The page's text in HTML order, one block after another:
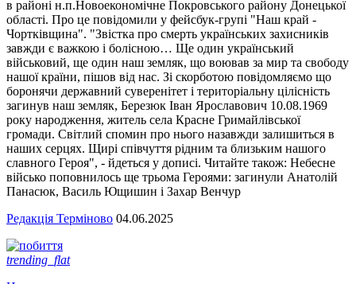
в районі н.п.Новоекономічне Покровського району Донецької
області. Про це повідомили у фейсбук-групі "Наш край -
Чортківщина". "Звістка про смерть українських захисників
завжди є важкою і болісною… Ще один український
військовий, ще один наш земляк, що воював за мир та свободу
нашої країни, пішов від нас. Зі скорботою повідомляємо що
боронячи державний суверенітет і територіальну цілісність
загинув наш земляк, Березюк Іван Ярославович 10.08.1969
року народження, житель села Красне Гримайлівської
громади. Світлий спомин про нього назавжди залишиться в
наших серцях. Щирі співчуття рідним та близьким нашого
славного Героя", - йдеться у дописі. Читайте також: Небесне
військо поповнилось ще трьома Героями: загинули Анатолій
Панасюк, Василь Ющишин і Захар Венчур
Редакція Терміново 04.06.2025
trending_flat